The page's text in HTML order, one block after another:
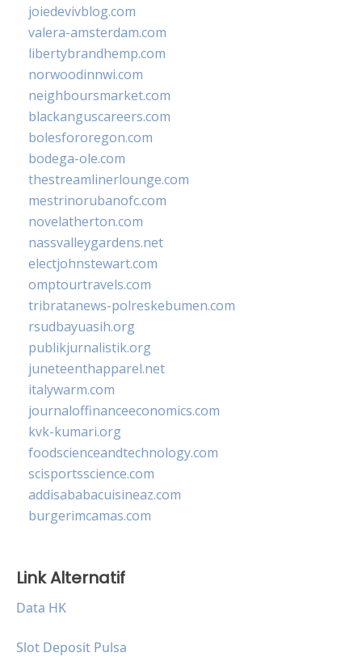
joiedevivblog.com
valera-amsterdam.com
libertybrandhemp.com
norwoodinnwi.com
neighboursmarket.com
blackanguscareers.com
bolesfororegon.com
bodega-ole.com
thestreamlinerlounge.com
mestrinorubanofc.com
novelatherton.com
nassvalleygardens.net
electjohnstewart.com
omptourtravels.com
tribratanews-polreskebumen.com
rsudbayuasih.org
publikjurnalistik.org
juneteenthapparel.net
italywarm.com
journaloffinanceeconomics.com
kvk-kumari.org
foodscienceandtechnology.com
scisportsscience.com
addisababacuisineaz.com
burgerimcamas.com
Link Alternatif
Data HK
Slot Deposit Pulsa